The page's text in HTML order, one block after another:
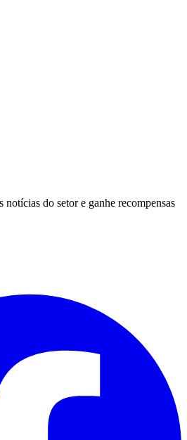
do setor e ganhe recompensas